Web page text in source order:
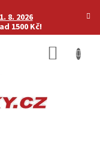
8. 2026
1500 Kč!